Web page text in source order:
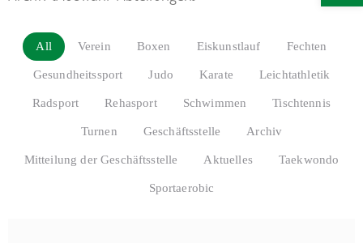
All Verein Boxen Eiskunstlauf Fechten
Gesundheitssport Judo Karate Leichtathletik
Radsport Rehasport Schwimmen Tischtennis
Turnen Geschäftsstelle Archiv
Mitteilung der Geschäftsstelle Aktuelles Taekwondo
Sportaerobic